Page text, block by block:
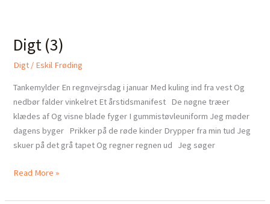
Digt (3)
Digt / Eskil Frøding
Tankemylder En regnvejrsdag i januar Med kuling ind fra vest Og
nedbør falder vinkelret Et årstidsmanifest De nøgne træer
klædes af Og visne blade fyger I gummistøvleuniform Jeg møder
dagens byger Prikker på de røde kinder Drypper fra min tud Jeg
skuer på det grå tapet Og regner regnen ud Jeg søger
Read More »